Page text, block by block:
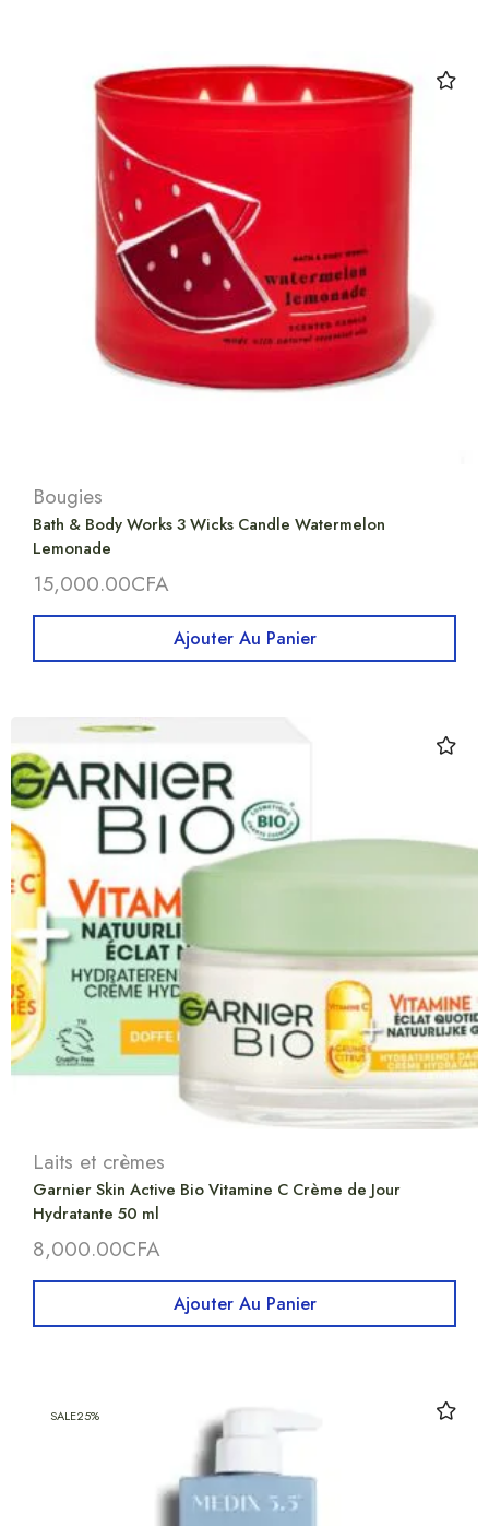
Bougies
Bath & Body Works 3 Wicks Candle Watermelon
Lemonade
15,000.00CFA
Ajouter Au Panier
Laits et crèmes
Garnier Skin Active Bio Vitamine C Crème de Jour
Hydratante 50 ml
8,000.00CFA
Ajouter Au Panier
SALE25%